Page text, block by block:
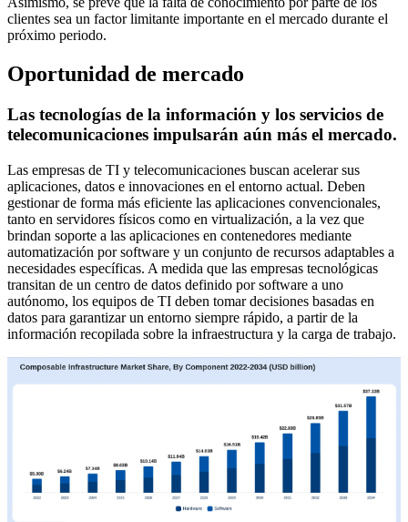
clientes sea un factor limitante importante en el mercado durante el
próximo periodo.
Oportunidad de mercado
Las tecnologías de la información y los servicios de
telecomunicaciones impulsarán aún más el mercado.
Las empresas de TI y telecomunicaciones buscan acelerar sus
aplicaciones, datos e innovaciones en el entorno actual. Deben
gestionar de forma más eficiente las aplicaciones convencionales,
tanto en servidores físicos como en virtualización, a la vez que
brindan soporte a las aplicaciones en contenedores mediante
automatización por software y un conjunto de recursos adaptables a
necesidades específicas. A medida que las empresas tecnológicas
transitan de un centro de datos definido por software a uno
autónomo, los equipos de TI deben tomar decisiones basadas en
datos para garantizar un entorno siempre rápido, a partir de la
información recopilada sobre la infraestructura y la carga de trabajo.